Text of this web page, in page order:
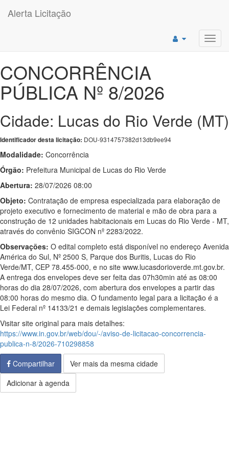
Alerta Licitação
CONCORRÊNCIA
PÚBLICA Nº 8/2026
Cidade: Lucas do Rio Verde (MT)
Identificador desta licitação: DOU-9314757382d13db9ee94
Modalidade: Concorrência
Órgão: Prefeitura Municipal de Lucas do Rio Verde
Abertura: 28/07/2026 08:00
Objeto: Contratação de empresa especializada para elaboração de
projeto executivo e fornecimento de material e mão de obra para a
construção de 12 unidades habitacionais em Lucas do Rio Verde - MT,
através do convênio SIGCON nº 2283/2022.
Observações: O edital completo está disponível no endereço Avenida
América do Sul, Nº 2500 S, Parque dos Buritis, Lucas do Rio
Verde/MT, CEP 78.455-000, e no site www.lucasdorioverde.mt.gov.br.
A entrega dos envelopes deve ser feita das 07h30min até as 08:00
horas do dia 28/07/2026, com abertura dos envelopes a partir das
08:00 horas do mesmo dia. O fundamento legal para a licitação é a
Lei Federal nº 14133/21 e demais legislações complementares.
Visitar site original para mais detalhes:
https://www.in.gov.br/web/dou/-/aviso-de-licitacao-concorrencia-
publica-n-8/2026-710298858
Compartilhar
Ver mais da mesma cidade
Adicionar à agenda